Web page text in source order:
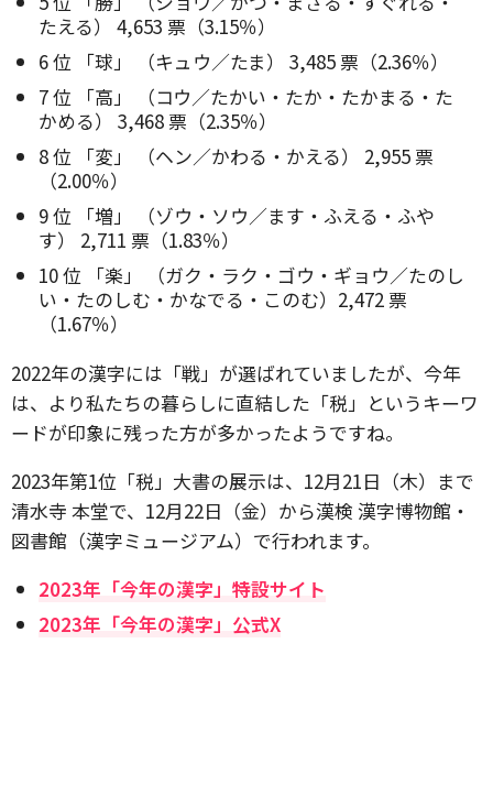
たえる） 4,653 票（3.15％）
6 位 「球」 （キュウ／たま） 3,485 票（2.36％）
7 位 「高」 （コウ／たかい・たか・たかまる・た
かめる） 3,468 票（2.35％）
8 位 「変」 （ヘン／かわる・かえる） 2,955 票
（2.00％）
9 位 「増」 （ゾウ・ソウ／ます・ふえる・ふや
す） 2,711 票（1.83％）
10 位 「楽」 （ガク・ラク・ゴウ・ギョウ／たのし
い・たのしむ・かなでる・このむ）2,472 票
（1.67％）
2022年の漢字には「戦」が選ばれていましたが、今年
は、より私たちの暮らしに直結した「税」というキーワ
ードが印象に残った方が多かったようですね。
2023年第1位「税」大書の展示は、12月21日（木）まで
清水寺 本堂で、12月22日（金）から漢検 漢字博物館・
図書館（漢字ミュージアム）で行われます。
2023年「今年の漢字」特設サイト
2023年「今年の漢字」公式X